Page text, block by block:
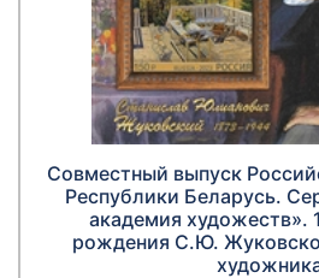
Совместный выпуск
Республики Беларусь.
академия художеств».
рождения С.Ю.